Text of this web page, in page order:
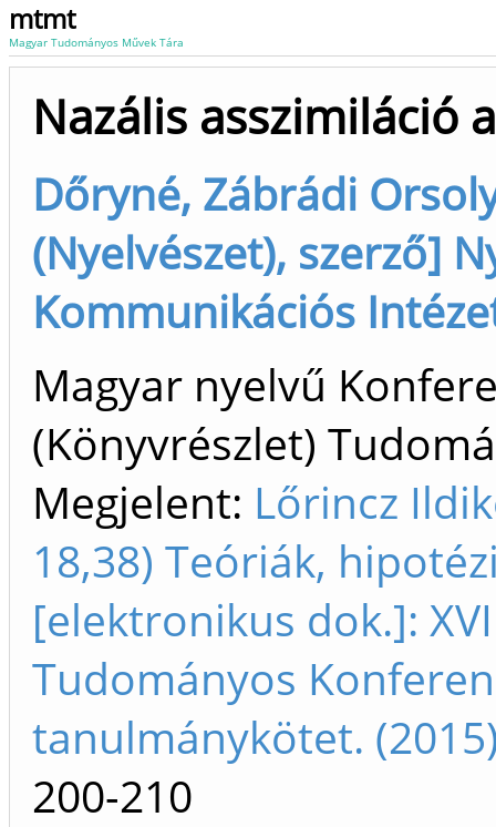
mtmt
Magyar Tudományos Művek Tára
Nazális asszimiláció
Dőryné, Zábrádi
(Nyelvészet), szerző]
Kommunikációs
Magyar nyelvű
(Könyvrészlet)
Megjelent: Lőrincz
18,38) Teóriák,
[ elektronikus dok. ]:
Tudományos
tanulmánykötet.
200-210